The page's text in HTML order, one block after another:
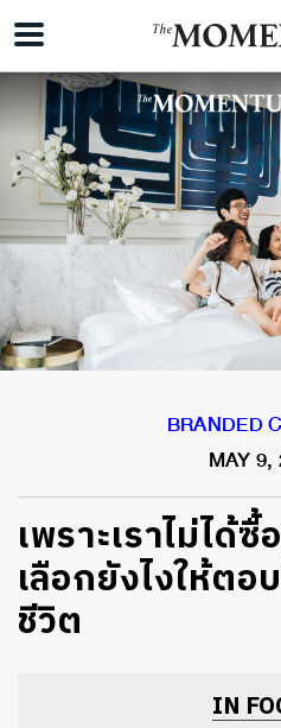
BRANDED
MAY 9,
เพราะเราไม่ได้
เลือกยังไงให้ต
ชีวิต
IN